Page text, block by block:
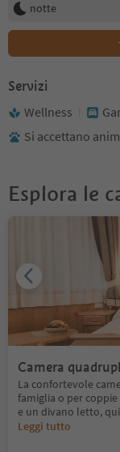
notte
Servizi
Wellness
Si accettano
Esplora le
Camera
La confortevole
famiglia o per
e un divano letto,
Leggi tutto